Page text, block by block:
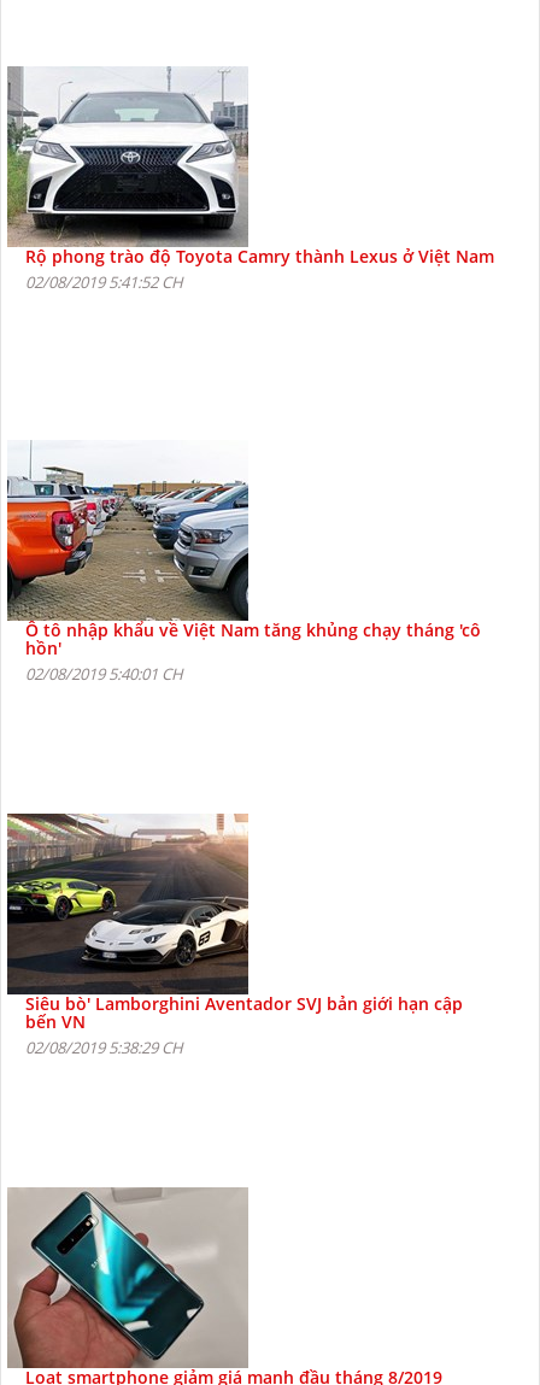
Rộ phong trào độ Toyota Camry thành Lexus ở Việt Nam
02/08/2019 5:41:52 CH
Ô tô nhập khẩu về Việt Nam tăng khủng chạy tháng 'cô
hồn'
02/08/2019 5:40:01 CH
Siêu bò' Lamborghini Aventador SVJ bản giới hạn cập
bến VN
02/08/2019 5:38:29 CH
Loạt smartphone giảm giá mạnh đầu tháng 8/2019